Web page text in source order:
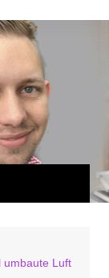
umbaute Luft